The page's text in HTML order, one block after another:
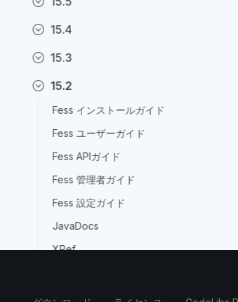
15.4
15.3
15.2
Fess インストールガイド
Fess ユーザーガイド
Fess APIガイド
Fess 管理者ガイド
Fess 設定ガイド
JavaDocs
XRef